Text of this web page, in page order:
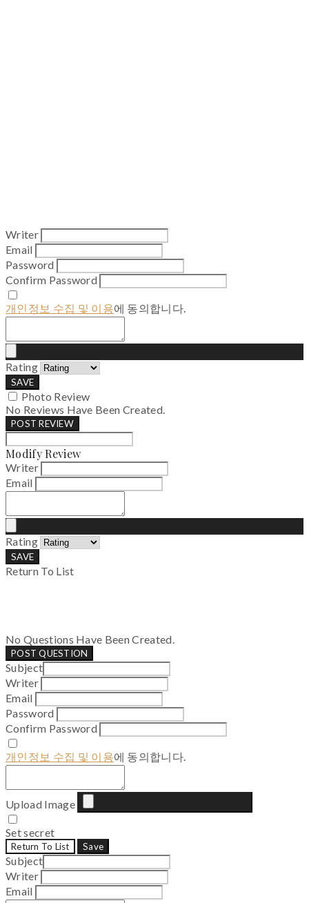
Writer
Email
Password
Confirm Password
개인정보 수집 및 이용에 동의합니다.
Rating
SAVE
Photo Review
No Reviews Have Been Created.
POST REVIEW
Modify Review
Writer
Email
Rating
SAVE
Return To List
No Questions Have Been Created.
POST QUESTION
Subject
Writer
Email
Password
Confirm Password
개인정보 수집 및 이용에 동의합니다.
Upload Image
Set secret
Return To List Save
Subject
Writer
Email